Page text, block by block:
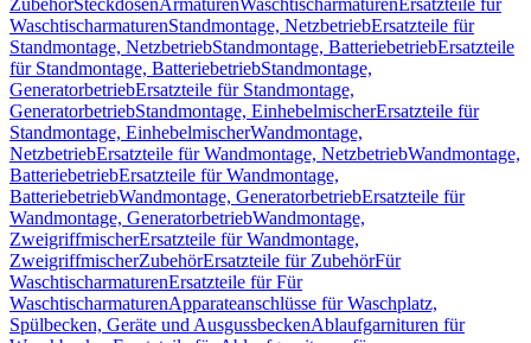
ZubehörSteckdosenArmaturenWaschtischarmaturen Ersatzteile für
WaschtischarmaturenStandmontage, NetzbetriebErsatzteile für
Standmontage, NetzbetriebStandmontage, BatteriebetriebErsatzteile
für Standmontage, BatteriebetriebStandmontage,
GeneratorbetriebErsatzteile für Standmontage,
GeneratorbetriebStandmontage, EinhebelmischerErsatzteile für
Standmontage, EinhebelmischerWandmontage,
NetzbetriebErsatzteile für Wandmontage, NetzbetriebWandmontage,
BatteriebetriebErsatzteile für Wandmontage,
BatteriebetriebWandmontage, GeneratorbetriebErsatzteile für
Wandmontage, GeneratorbetriebWandmontage,
ZweigriffmischerErsatzteile für Wandmontage,
ZweigriffmischerZubehörErsatzteile für ZubehörFür
WaschtischarmaturenErsatzteile für Für
WaschtischarmaturenApparateanschlüsse für Waschplatz,
Spülbecken, Geräte und AusgussbeckenAblaufgarnituren für